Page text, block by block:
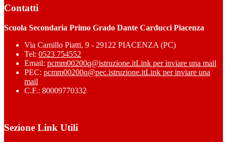
Contatti
Scuola Secondaria Primo Grado Dante Carducci Piacenza
Via Camillo Piatti, 9 - 29122 PIACENZA (PC)
Tel: 0523 754552
Email: pcmm00200q@istruzione.itLink per inviare una mail
PEC: pcmm00200q@pec.istruzione.itLink per inviare una
mail
C.F.: 80009770332
Sezione Link Utili